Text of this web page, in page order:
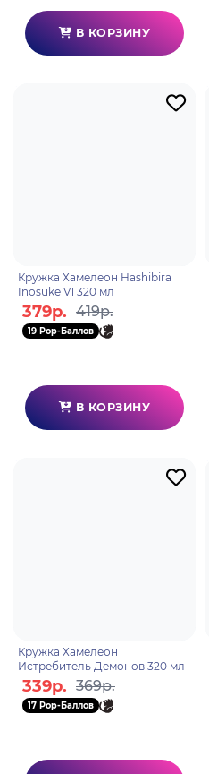
В КОРЗИНУ
Кружка Хамелеон Hashibira
Inosuke V1 320 мл
379р. 419р.
19 Pop-Баллов
В КОРЗИНУ
Кружка Хамелеон
Истребитель Демонов 320 мл
339р. 369р.
17 Pop-Баллов